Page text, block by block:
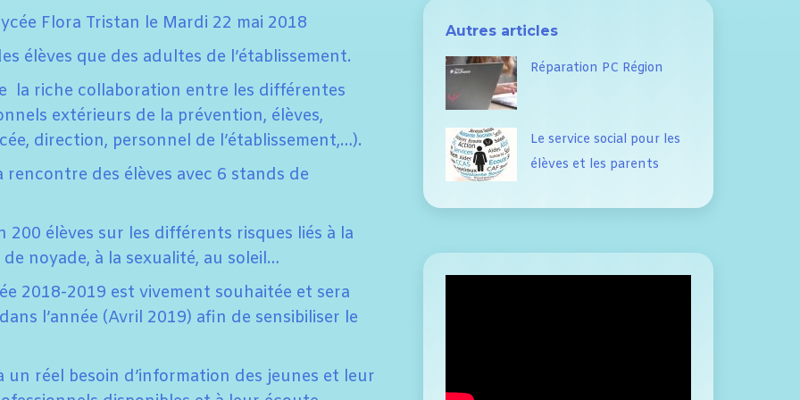
Flora Tristan le Mardi 22 mai 2018
élèves que des adultes de l’établissement.
la riche collaboration entre les différentes
extérieurs de la prévention, élèves,
direction, personnel de l’établissement,…).
des élèves avec 6 stands de
élèves sur les différents risques liés à la
noyade, à la sexualité, au soleil…
2018-2019 est vivement souhaitée et sera
l’année (Avril 2019) afin de sensibiliser le
réel besoin d’information des jeunes et leur
Autres articles
Réparation PC Région
Le service social pour les
élèves et les parents